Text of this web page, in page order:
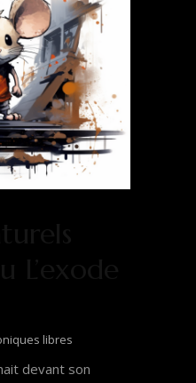
libres
devant son